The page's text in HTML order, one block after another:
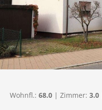
Wohnfl.: 68.0 | Zimmer: 3.0